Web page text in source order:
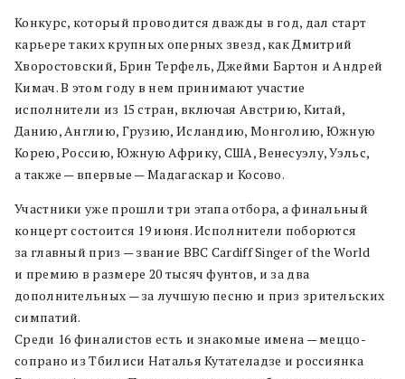
Конкурс, который проводится дважды в год, дал старт
карьере таких крупных оперных звезд, как Дмитрий
Хворостовский, Брин Терфель, Джейми Бартон и Андрей
Кимач. В этом году в нем принимают участие
исполнители из 15 стран, включая Австрию, Китай,
Данию, Англию, Грузию, Исландию, Монголию, Южную
Корею, Россию, Южную Африку, США, Венесуэлу, Уэльс,
а также — впервые — Мадагаскар и Косово.
Участники уже прошли три этапа отбора, а финальный
концерт состоится 19 июня. Исполнители поборются
за главный приз — звание BBC Cardiff Singer of the World
и премию в размере 20 тысяч фунтов, и за два
дополнительных — за лучшую песню и приз зрительских
симпатий.
Среди 16 финалистов есть и знакомые имена — меццо-
сопрано из Тбилиси Наталья Кутателадзе и россиянка